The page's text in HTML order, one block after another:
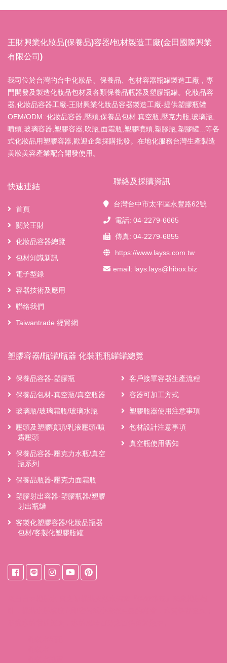
王財興業化妝品(保養品)容器/包材製造工廠(金田國際興業
有限公司)
我司位於台灣的台中化妝品、保養品、包材容器瓶罐製造工廠，專
門開發及製造化妝品包材及各類保養品瓶器及塑膠瓶罐。化妝品容
器,化妝品容器工廠-王財興業化妝品容器製造工廠-提供塑膠瓶罐
OEM/ODM::化妝品容器,壓頭,保養品包材,真空瓶,壓克力瓶,玻璃瓶,
噴頭,玻璃容器,塑膠容器,吹瓶,面霜瓶,塑膠噴頭,塑膠瓶,塑膠罐...等各
式化妝品用塑膠容器,歡迎企業採購批發。在地化服務台灣生產製造
美妝美容產業配合開發使用。
快速連結
首頁
關於王財
化妝品容器總覽
包材知識新訊
電子型錄
容器技術及應用
聯絡我們
Taiwantrade 經貿網
塑膠容器/瓶罐/瓶器 化裝瓶瓶罐罐總覽
保養品容器-塑膠瓶
保養品包材-真空瓶/真空瓶器
玻璃瓶/玻璃霜瓶/玻璃水瓶
壓頭及塑膠噴頭/乳液壓頭/噴
霧壓頭
保養品容器-壓克力水瓶/真空
瓶系列
保養品瓶器-壓克力面霜瓶
塑膠射出容器-塑膠瓶器/塑膠
射出瓶罐
客製化塑膠容器/化妝品瓶器
包材/客製化塑膠瓶罐
客戶接單容器生產流程
容器可加工方式
塑膠瓶器使用注意事項
包材設計注意事項
真空瓶使用需知
聯絡及採購資訊
台灣台中市太平區永豐路62號
電話: 04-2279-6665
傳真: 04-2279-6855
https://www.layss.com.tw
email: lays.lays@hibox.biz